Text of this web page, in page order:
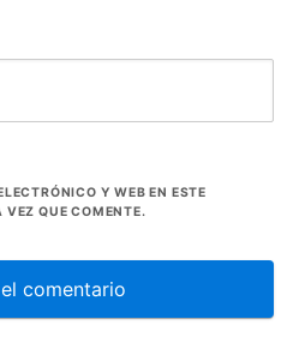
Y WEB EN ESTE
QUE COMENTE.